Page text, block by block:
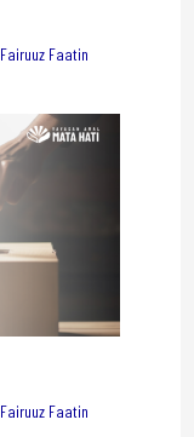
Fairuuz Faatin
Fairuuz Faatin